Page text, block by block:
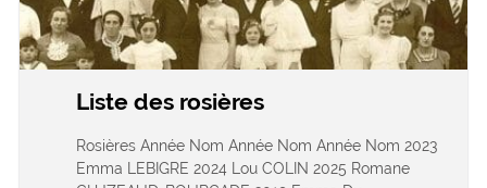
Liste des rosières
Rosières Année Nom Année Nom Année Nom 2023
Emma LEBIGRE 2024 Lou COLIN 2025 Romane